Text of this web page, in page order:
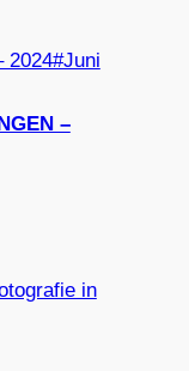
–